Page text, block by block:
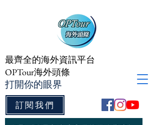
訂閱我們
最齊全的海外資訊平台
OPTour海外頭條
打開你的眼界